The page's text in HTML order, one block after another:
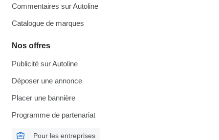
Commentaires sur Autoline
Catalogue de marques
Nos offres
Publicité sur Autoline
Déposer une annonce
Placer une bannière
Programme de partenariat
Pour les entreprises